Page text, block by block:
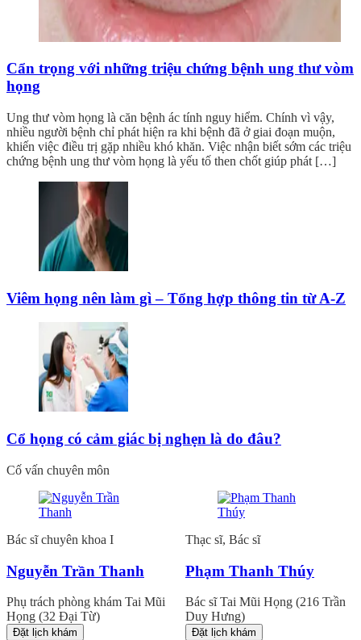
Cẩn trọng với những triệu chứng bệnh ung thư vòm
họng
Ung thư vòm họng là căn bệnh ác tính nguy hiểm. Chính vì vậy,
nhiều người bệnh chỉ phát hiện ra khi bệnh đã ở giai đoạn muộn,
khiến việc điều trị gặp nhiều khó khăn. Việc nhận biết sớm các triệu
chứng bệnh ung thư vòm họng là yếu tố then chốt giúp phát […]
Viêm họng nên làm gì – Tổng hợp thông tin từ A-Z
Cổ họng có cảm giác bị nghẹn là do đâu?
Cố vấn chuyên môn
Bác sĩ chuyên khoa I
Nguyễn Trần Thanh
Phụ trách phòng khám Tai Mũi
Họng (32 Đại Từ)
Đặt lịch khám
Thạc sĩ, Bác sĩ
Phạm Thanh Thúy
Bác sĩ Tai Mũi Họng (216 Trần
Duy Hưng)
Đặt lịch khám